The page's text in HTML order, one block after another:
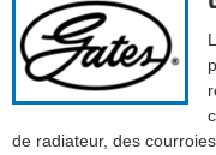
de radiateur, des